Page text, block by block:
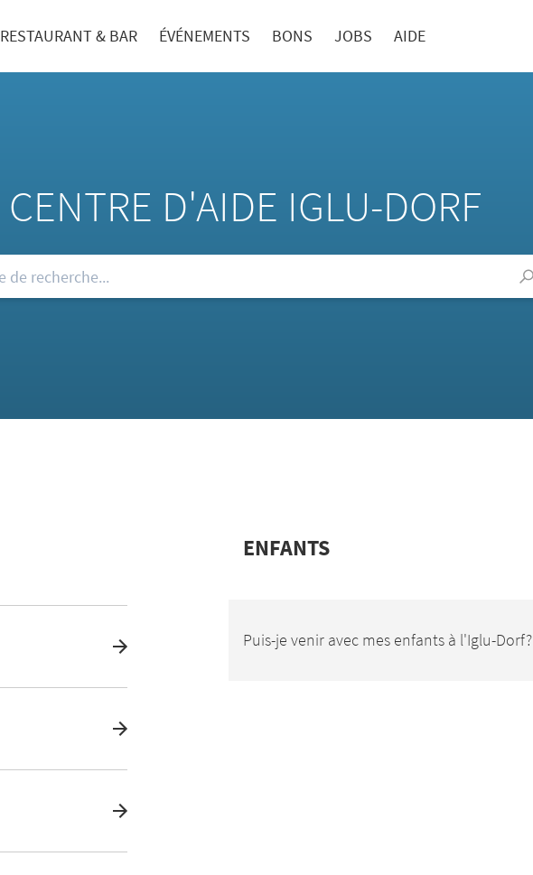
RESTAURANT & BAR ÉVÉNEMENTS BONS JOBS AIDE
CENTRE D'AIDE IGLU-DORF
ENFANTS
Puis-je venir avec mes enfants à l'Iglu-Dorf?